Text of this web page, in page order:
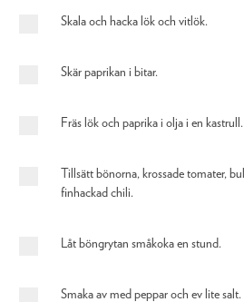
Skala och hacka lök och vitlök.
Skär paprikan i bitar.
Fräs lök och paprika i olja i en kastrull.
Tillsätt bönorna, krossade tomater,
finhackad chili.
Låt böngrytan småkoka en stund.
Smaka av med peppar och ev lite salt.